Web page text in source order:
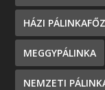
HÁZI
MEGGYPÁLINKA
NEMZETI